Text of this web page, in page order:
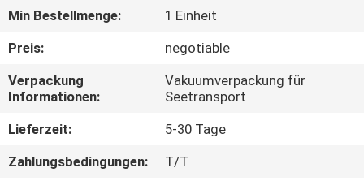
QUALITÄTSKONTROLLE
TRETEN
SIE
MIT
Min Bestellmenge:
1 Einheit
Preis:
negotiable
Verpackung
Informationen:
Vakuumverpackung für
Seetransport
Lieferzeit:
5-30 Tage
Zahlungsbedingungen:
T/T